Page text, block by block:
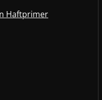
Haftprimer